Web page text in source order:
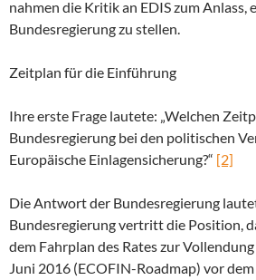
nahmen die Kritik an EDIS zum Anlass,
Bundesregierung zu stellen.
Zeitplan für die Einführung
Ihre erste Frage lautete: „Welchen
Bundesregierung bei den politischen
Europäische Einlagensicherung?“ [2]
Die Antwort der Bundesregierung
Bundesregierung vertritt die Position,
dem Fahrplan des Rates zur
Juni 2016 (ECOFIN-Roadmap) vor